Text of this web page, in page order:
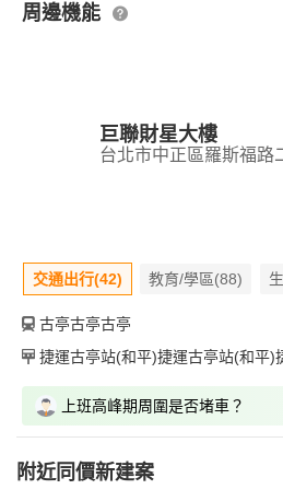
周邊機能
巨聯財星大樓
台北市中正區羅斯福路
交通出行(42) 教育/學區(88)
古亭古亭古亭
捷運古亭站(和平)捷運古亭站(和平)捷運古
上班高峰期周圍是否堵車？
附近同價新建案